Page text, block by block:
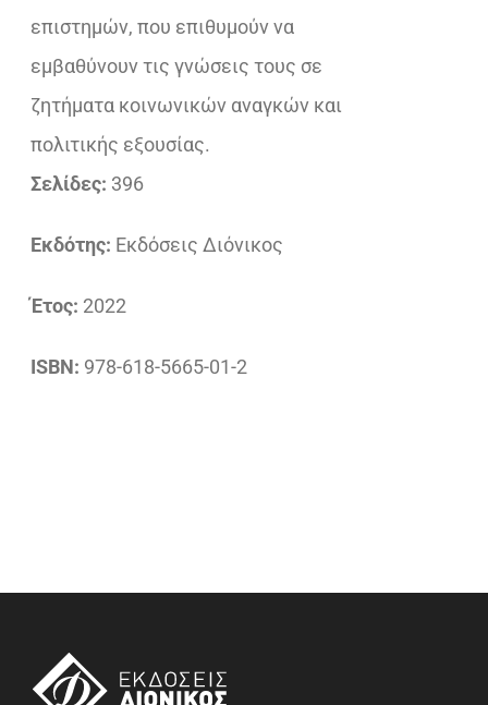
επιστημών, που επιθυμούν να
εμβαθύνουν τις γνώσεις τους σε
ζητήματα κοινωνικών αναγκών και
πολιτικής εξουσίας.
Σελίδες: 396
Εκδότης: Εκδόσεις Διόνικος
Έτος: 2022
ISBN: 978-618-5665-01-2